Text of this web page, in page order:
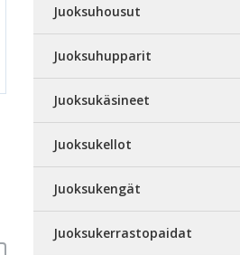
Juoksuhousut
Juoksuhupparit
Juoksukäsineet
Juoksukellot
Juoksukengät
Juoksukerrastopaidat